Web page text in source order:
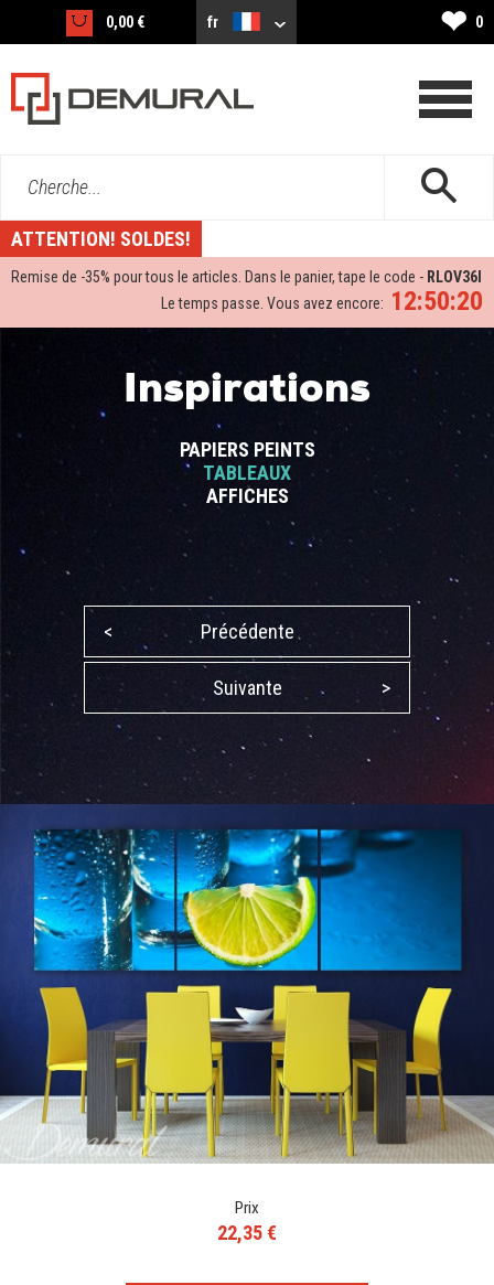
0,00 € fr ❤ 0
Cherche...
ATTENTION! SOLDES!
Remise de -35% pour tous le articles. Dans le panier, tape le code - RLOV36I
12:50:20
Le temps passe. Vous avez encore:
Inspirations
PAPIERS PEINTS
TABLEAUX
AFFICHES
< Précédente
Suivante >
Prix
22,35 €